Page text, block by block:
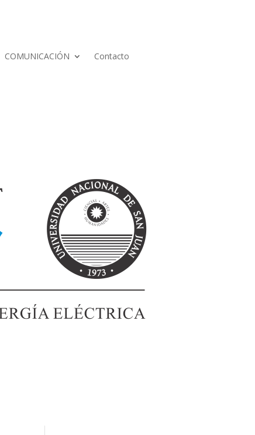
COMUNICACIÓN
Contacto